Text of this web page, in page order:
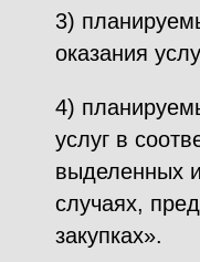
3)
оказания
4)
услуг в
выделенных
случаях,
закупках».